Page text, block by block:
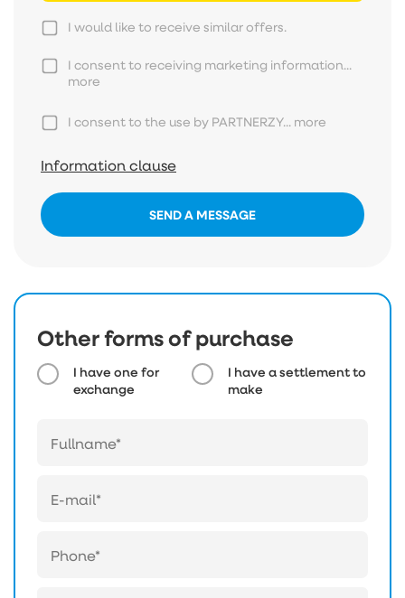
I would like to receive similar offers.
I consent to receiving marketing information...
more
I consent to the use by PARTNERZY... more
Information clause
SEND A MESSAGE
Other forms of purchase
I have one for
exchange
I have a settlement to
make